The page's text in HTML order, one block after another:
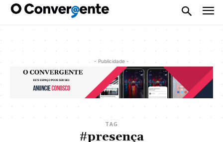
- Publicidade -
TAG
#presença